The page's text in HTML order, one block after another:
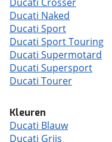
Ducati Naked
Ducati Sport
Ducati Sport Touring
Ducati Supermotard
Ducati Supersport
Ducati Tourer
Kleuren
Ducati Blauw
Ducati Grijs